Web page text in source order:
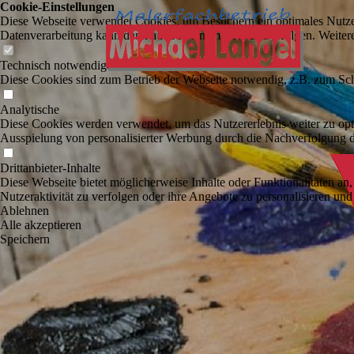
Cookie-Einstellungen
Diese Webseite verwendet Cookies, um Besuchern ein optimales
Datenverarbeitung kann dann auch in einem Drittland erfolgen.
Technisch notwendige
Diese Cookies sind zum Betrieb der Webseite notwendig, z.B. zum
Analytische
Diese Cookies werden verwendet, um das Nutzererlebnis weiter zu
Ausspielung von personalisierter Werbung durch die Nachverfolgung
Drittanbieter-Inhalte
Diese Webseite bietet möglicherweise Inhalte oder Funktionalitäten
Nutzeraktivität zu verfolgen oder ihre Angebote zu personalisieren
Ablehnen
Alle akzeptieren
Speichern